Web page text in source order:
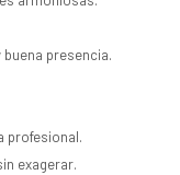
presencia.
profesional.
exagerar.